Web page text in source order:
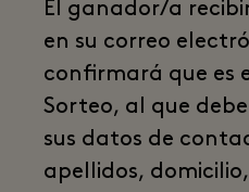
El ganador/a
en su correo
confirmará que es
Sorteo, al que
sus datos de
apellidos,